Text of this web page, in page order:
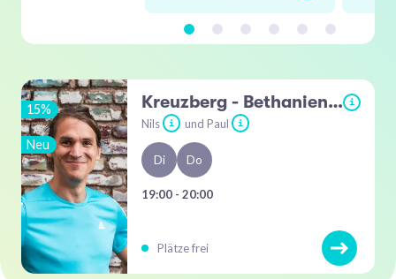
15%
Neu
Kreuzberg - Bethaniendamm i
Nils i und Paul i
Di Do
19:00 - 20:00
Plätze frei